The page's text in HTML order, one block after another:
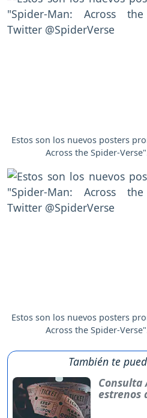
Estos son los nuevos posters
Across the Spider-
Estos son los nuevos posters
Across the Spider-
También te
Consulta
estrenos